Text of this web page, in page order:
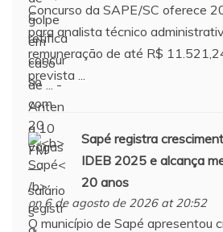
Concurso da SAPE/SC oferece
para analista técnico
remuneração de até R$
prevista ...
Sapéregistra
IDEB 2025 e alcança
20 anos
on 6 de agosto de 2026 at 20:52
O município de Sapé apresentou